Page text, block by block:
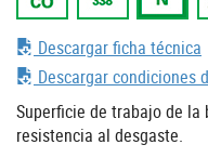
Descargar ficha técnica
Descargar condiciones
Superficie de trabajo de la
resistencia al desgaste.